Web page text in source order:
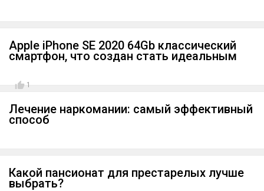
Apple iPhone SE 2020 64Gb классический
смартфон, что создан стать идеальным
1
Лечение наркомании: самый эффективный
способ
Какой пансионат для престарелых лучше
выбрать?